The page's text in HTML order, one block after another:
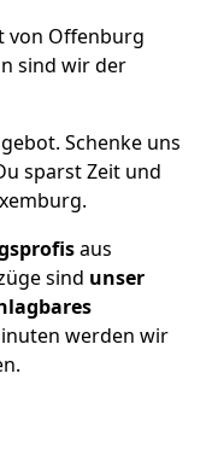
von Offenburg
sind wir der
Schenke uns
sparst Zeit und
aus
sind unser
werden wir